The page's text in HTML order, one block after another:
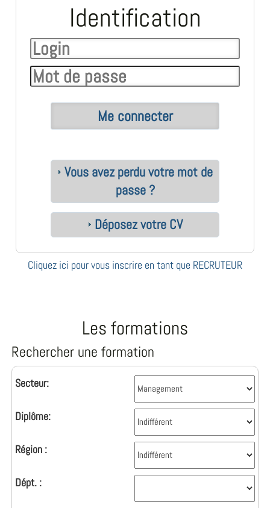
Identification
Vous avez perdu votre mot de
passe ?
Déposez votre CV
Cliquez ici pour vous inscrire en tant que RECRUTEUR
Les formations
Rechercher une formation
Secteur:
Diplôme:
Région :
Dépt. :